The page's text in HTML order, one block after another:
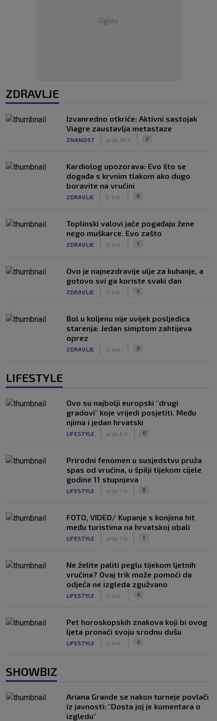
Oglas
ZDRAVLJE
Izvanredno otkriće: Aktivni sastojak
Viagre zaustavlja metastaze
ZNANOST prije 18 h 2
Kardiolog upozorava: Evo što se
događa s krvnim tlakom ako dugo
boravite na vrućini
ZDRAVLJE 5. kol. 0
Toplinski valovi jače pogađaju žene
nego muškarce. Evo zašto
ZDRAVLJE 3. kol. 1
Ovo je najnezdravije ulje za kuhanje, a
gotovo svi ga koriste svaki dan
ZDRAVLJE 3. kol. 3
Bol u koljenu nije uvijek posljedica
starenja: Jedan simptom zahtijeva
oprez
ZDRAVLJE 3. kol. 0
LIFESTYLE
Ovo su najbolji europski "drugi
gradovi" koje vrijedi posjetiti. Među
njima i jedan hrvatski
LIFESTYLE prije 6 h 0
Prirodni fenomen u susjedstvu pruža
spas od vrućina, u špilji tijekom cijele
godine 11 stupnjeva
LIFESTYLE prije 7 h 0
FOTO, VIDEO/ Kupanje s konjima hit
među turistima na hrvatskoj obali
LIFESTYLE prije 7 h 1
Ne želite paliti peglu tijekom ljetnih
vrućina? Ovaj trik može pomoći da
odjeća ne izgleda zgužvano
LIFESTYLE 5. kol. 0
Pet horoskopskih znakova koji bi ovog
ljeta pronaći svoju srodnu dušu
LIFESTYLE 5. kol. 0
SHOWBIZ
Ariana Grande se nakon turneje povlači
iz javnosti: "Dosta joj je komentara o
izgledu"